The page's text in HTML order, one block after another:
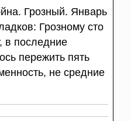
Грозный. Январь
Грозному сто
в последние
пережить пять
не средние